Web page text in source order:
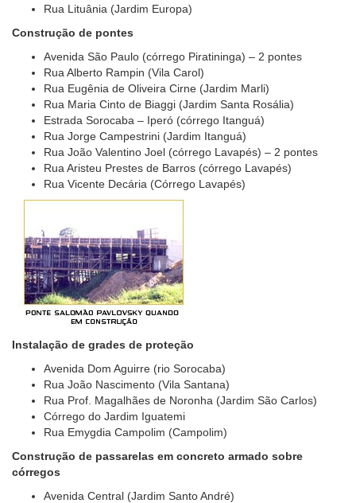
Rua Lituânia (Jardim Europa)
Construção de pontes
Avenida São Paulo (córrego Piratininga) – 2 pontes
Rua Alberto Rampin (Vila Carol)
Rua Eugênia de Oliveira Cirne (Jardim Marli)
Rua Maria Cinto de Biaggi (Jardim Santa Rosália)
Estrada Sorocaba – Iperó (córrego Itanguá)
Rua Jorge Campestrini (Jardim Itanguá)
Rua João Valentino Joel (córrego Lavapés) – 2 pontes
Rua Aristeu Prestes de Barros (córrego Lavapés)
Rua Vicente Decária (Córrego Lavapés)
Instalação de grades de proteção
Avenida Dom Aguirre (rio Sorocaba)
Rua João Nascimento (Vila Santana)
Rua Prof. Magalhães de Noronha (Jardim São Carlos)
Córrego do Jardim Iguatemi
Rua Emygdia Campolim (Campolim)
Construção de passarelas em concreto armado sobre
córregos
Avenida Central (Jardim Santo André)